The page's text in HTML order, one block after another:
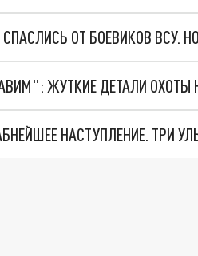
ОТ БОЕВИКОВ ВСУ.